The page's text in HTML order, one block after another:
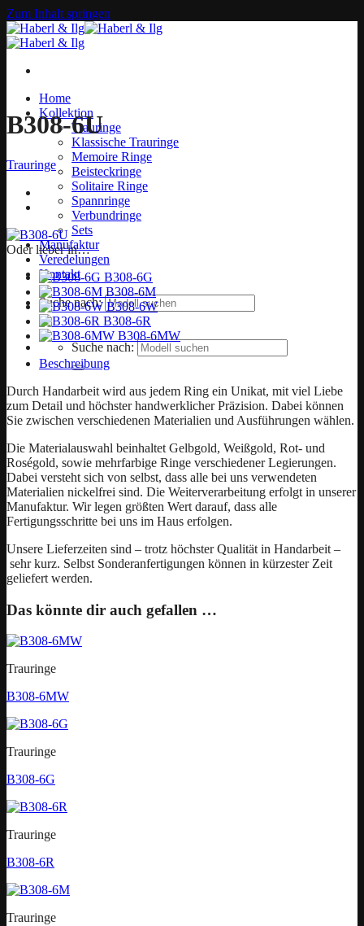
Zum Inhalt springen
Home
Kollektion
Trauringe
Klassische Trauringe
Memoire Ringe
Beisteckringe
Solitaire Ringe
Spannringe
Verbundringe
Sets
Manufaktur
Veredelungen
Kontakt
Suche nach:
Suche nach:
B308-6U
Trauringe
Oder lieber in…
B308-6G
B308-6M
B308-6W
B308-6R
B308-6MW
Beschreibung
Durch Handarbeit wird aus jedem Ring ein Unikat, mit viel Liebe
zum Detail und höchster handwerklicher Präzision. Dabei können
Sie zwischen verschiedenen Materialien und Ausführungen wählen.
Die Materialauswahl beinhaltet Gelbgold, Weißgold, Rot- und
Roségold, sowie mehrfarbige Ringe verschiedener Legierungen.
Dabei versteht sich von selbst, dass alle bei uns verwendeten
Materialien nickelfrei sind. Die Weiterverarbeitung erfolgt in unserer
Manufaktur. Wir legen größten Wert darauf, dass alle
Fertigungsschritte bei uns im Haus erfolgen.
Unsere Lieferzeiten sind – trotz höchster Qualität in Handarbeit –
sehr kurz. Selbst Sonderanfertigungen können in kürzester Zeit
geliefert werden.
Das könnte dir auch gefallen …
Trauringe
B308-6MW
Trauringe
B308-6G
Trauringe
B308-6R
Trauringe